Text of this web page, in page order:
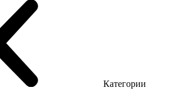
Категории